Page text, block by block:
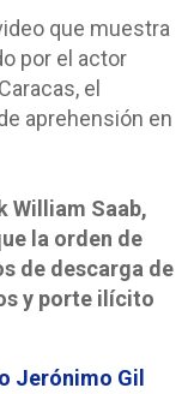
que muestra
por el actor
el
aprehensión en
William Saab,
la orden de
de descarga de
y porte ilícito
Jerónimo Gil